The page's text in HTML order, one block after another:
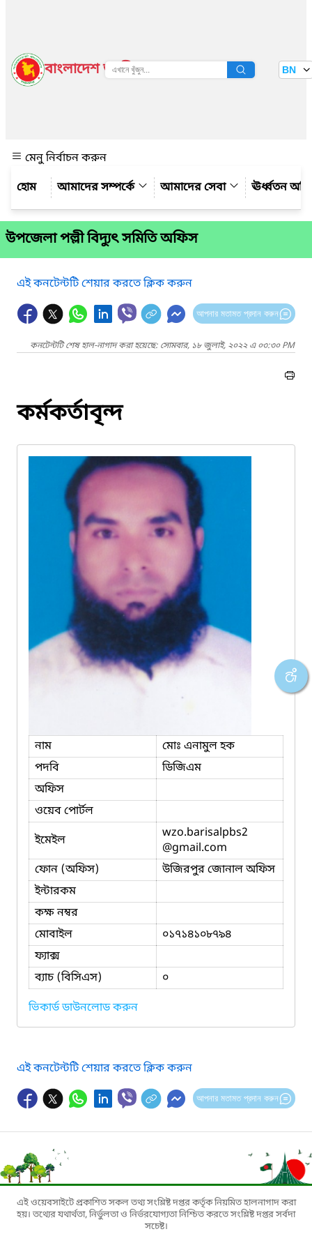
বাংলাদেশ জাতীয় তথ্য বাতায়ন BN
মেনু নির্বাচন করুন
আমাদের সম্পর্কে
আমাদের সেবা ঊর্ধ্বতন
উপজেলা পল্লী বিদ্যুৎ সমিতি অফিস
এই কনটেন্টটি শেয়ার করতে ক্লিক করুন
আপনার মতামত প্রদান করুন
কনটেন্টটি শেষ হাল-নাগাদ করা হয়েছে: সোমবার, ১৮ জুলাই, ২০২২ এ ০৩:৩০ PM
কর্মকর্তাবৃন্দ
নাম
মোঃ এনামুল হক
পদবি
ডিজিএম
অফিস
ওয়েব পোর্টল
ইমেইল
wzo.barisalpbs2
@gmail.com
ফোন (অফিস)
উজিরপুর জোনাল অফিস
ইন্টারকম
কক্ষ নম্বর
মোবাইল
০১৭১৪১০৮৭৯৪
ফ্যাক্স
ব্যাচ (বিসিএস)
০
ভিকার্ড ডাউনলোড করুন
এই কনটেন্টটি শেয়ার করতে ক্লিক করুন
আপনার মতামত প্রদান করুন
এই ওয়েবসাইটে প্রকাশিত সকল তথ্য সংশ্লিষ্ট দপ্তর কর্তৃক নিয়মিত হালনাগাদ করা
হয়। তথ্যের যথার্থতা, নির্ভুলতা ও নির্ভরযোগ্যতা নিশ্চিত করতে সংশ্লিষ্ট দপ্তর সর্বদা
সচেষ্ট।